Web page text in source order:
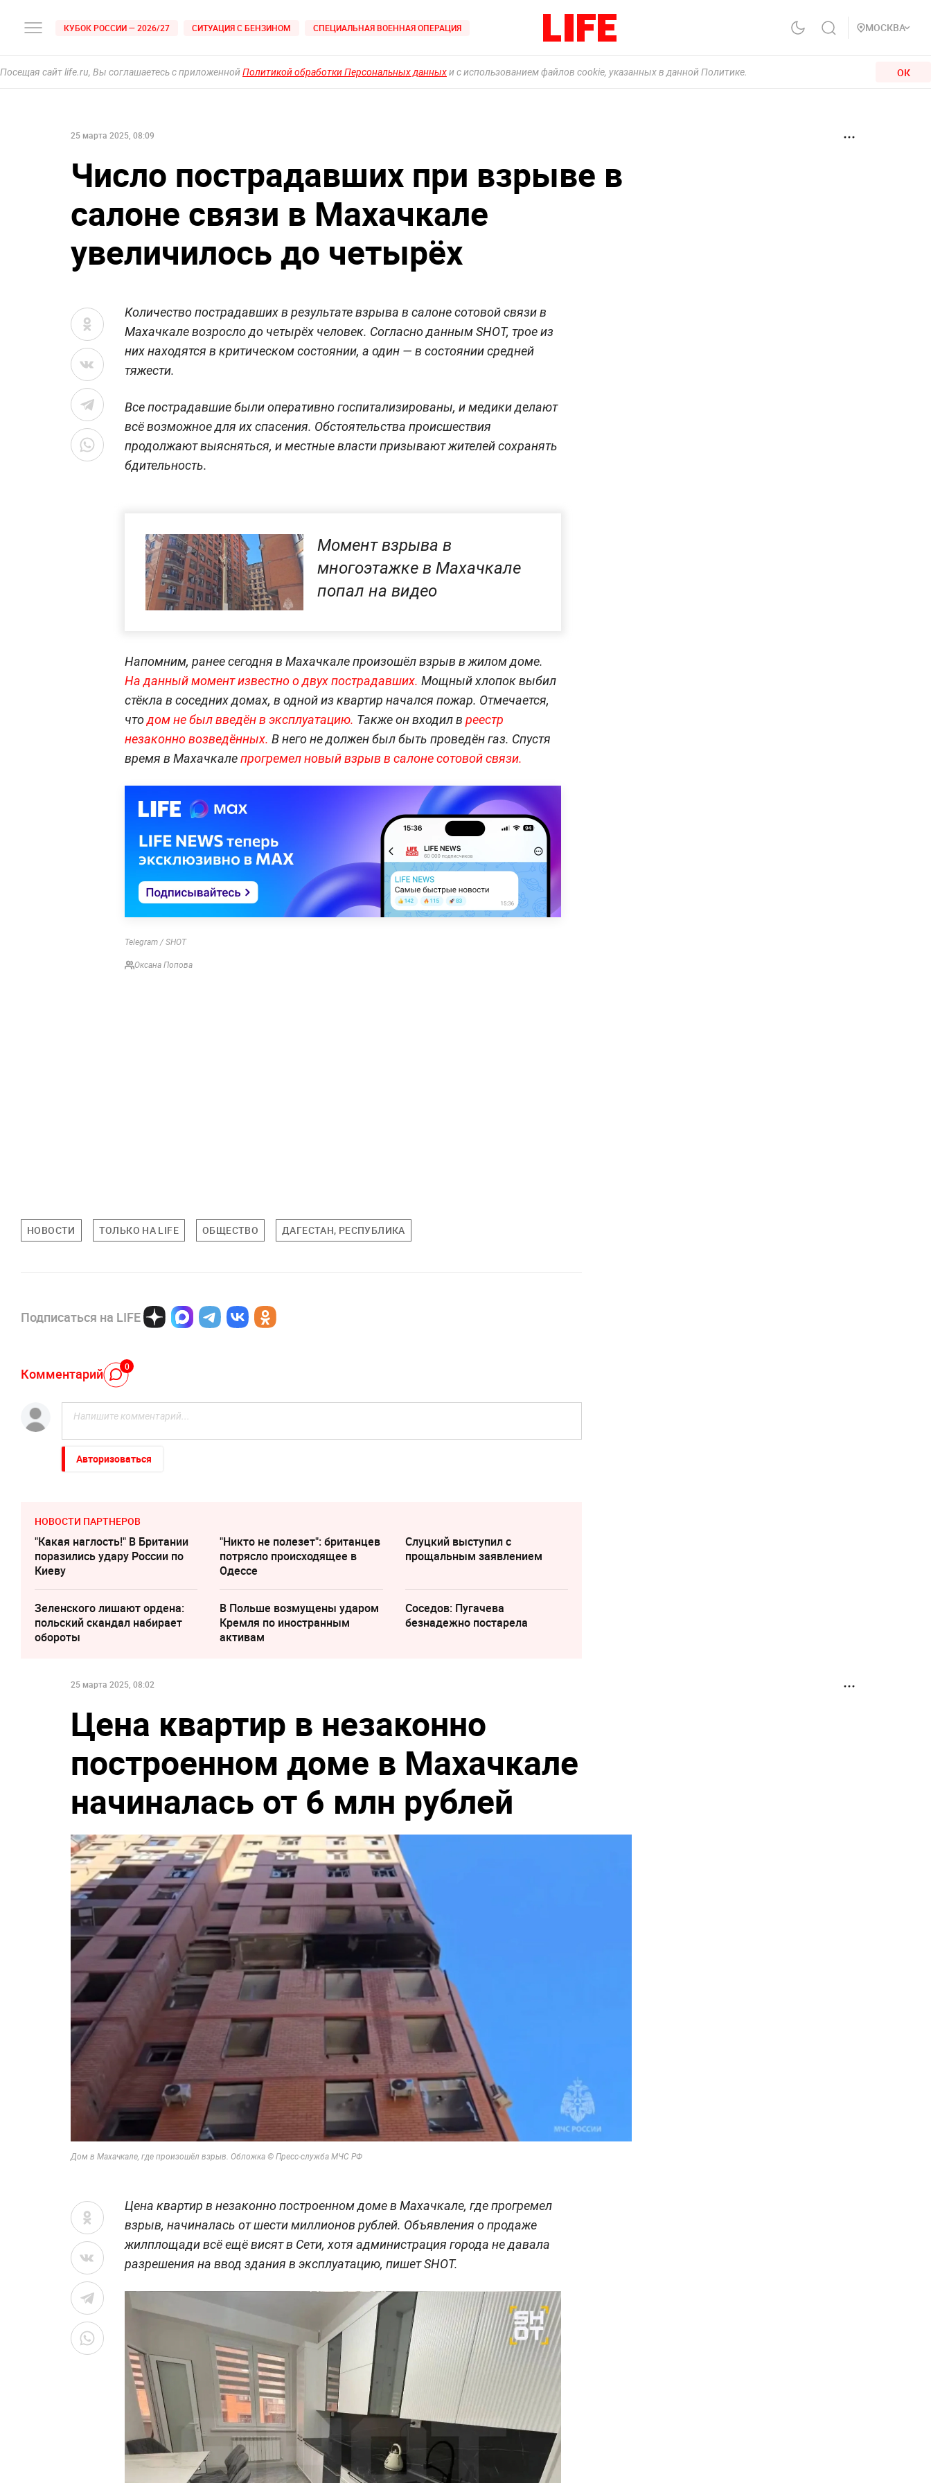
КУБОК РОССИИ — 2026/27 СИТУАЦИЯ С БЕНЗИНОМ СПЕЦИАЛЬНАЯ ВОЕННАЯ ОПЕРАЦИЯ МОСКВА
Посещая сайт life.ru, Вы соглашаетесь с приложеннойПолитикой обработки Персональных данныхи с использованием файлов cookie, указанных в данной Политике. ОК
25 марта 2025, 08:09
Число пострадавших при взрыве в
салоне связи в Махачкале
увеличилось до четырёх
Количество пострадавших в результате взрыва в салоне сотовой связи в
Махачкале возросло до четырёх человек. Согласно данным SHOT, трое из
них находятся в критическом состоянии, а один — в состоянии средней
тяжести.
Все пострадавшие были оперативно госпитализированы, и медики делают
всё возможное для их спасения. Обстоятельства происшествия
продолжают выясняться, и местные власти призывают жителей сохранять
бдительность.
Момент взрыва в
многоэтажке в Махачкале
попал на видео
Напомним, ранее сегодня в Махачкале произошёл взрыв в жилом доме.
На данный момент известно о двух пострадавших. Мощный хлопок выбил
стёкла в соседних домах, в одной из квартир начался пожар. Отмечается,
чтодом не был введён в эксплуатацию. Также он входил в реестр
незаконно возведённых. В него не должен был быть проведён газ. Спустя
время в Махачкалепрогремел новый взрыв в салоне сотовой связи.
Telegram / SHOT
Оксана Попова
НОВОСТИ ТОЛЬКО НА LIFE ОБЩЕСТВО ДАГЕСТАН, РЕСПУБЛИКА
Подписаться на LIFE
Комментарий 0
Авторизоваться
НОВОСТИ ПАРТНЕРОВ
"Какая наглость!" В Британии
поразились удару России по
Киеву
"Никто не полезет": британцев
потрясло происходящее в
Одессе
Слуцкий выступил с
прощальным заявлением
Зеленского лишают ордена:
польский скандал набирает
обороты
В Польше возмущены ударом
Кремля по иностранным
активам
Соседов: Пугачева
безнадежно постарела
25 марта 2025, 08:02
Цена квартир в незаконно
построенном доме в Махачкале
начиналась от 6 млн рублей
Дом в Махачкале, где произошёл взрыв. Обложка © Пресс-служба МЧС РФ
Цена квартир в незаконно построенном доме в Махачкале, где прогремел
взрыв, начиналась от шести миллионов рублей. Объявления о продаже
жилплощади всё ещё висят в Сети, хотя администрация города не давала
разрешения на ввод здания в эксплуатацию, пишет SHOT.